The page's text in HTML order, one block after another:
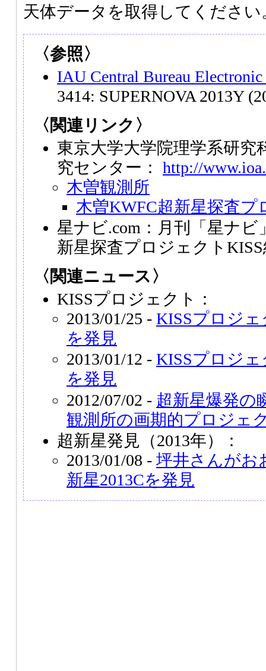
天体データを取得してください
〈参照〉
IAU Central Bureau Electronic
3414: SUPERNOVA 2013Y
〈関連リンク〉
東京大学大学院理学系研究
究センター： http://
木曽観測所
木曽KWFC超新星探査プ
星ナビ.com：月刊「星ナビ
新星探査プロジェクト
〈関連ニュース〉
KISSプロジェクト：
2013/01/25 - KISSプロジェ
を発見
2013/01/12 - KISSプロジ
を発見
2012/07/02 - 超新星爆発の
観測所の画期的プロジェ
超新星発見（2013年）：
2013/01/08 - 坪井さんがお
新星2013Cを発見